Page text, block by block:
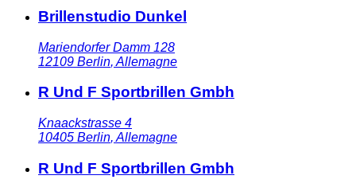
Brillenstudio Dunkel
Mariendorfer Damm 128
12109 Berlin, Allemagne
R Und F Sportbrillen Gmbh
Knaackstrasse 4
10405 Berlin, Allemagne
R Und F Sportbrillen Gmbh